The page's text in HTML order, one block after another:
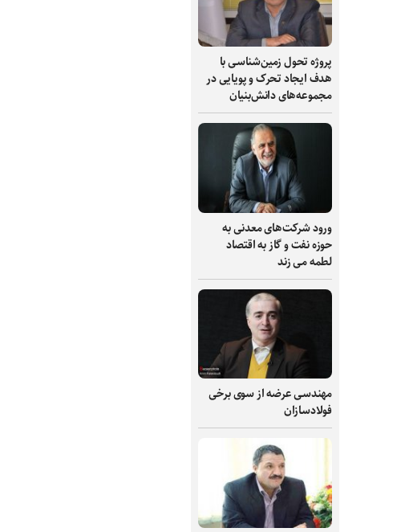
پروژه تحول زمین‌شناسی با
هدف ایجاد تحرک و پویایی در
مجموعه‌های دانش‌بنیان
ورود شرکت‌های معدنی به
حوزه نفت و گاز به اقتصاد
لطمه می زند
مهندسی عرضه از سوی برخی
فولادسازان